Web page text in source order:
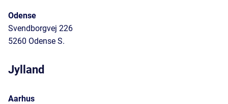
Odense
Svendborgvej 226
5260 Odense S.
Jylland
Aarhus